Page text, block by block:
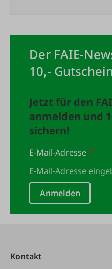
Der FAIE-
10,-
Jetzt für den
anmelden und
sichern!
E-Mail-Adresse*
Anmelden
Kontakt